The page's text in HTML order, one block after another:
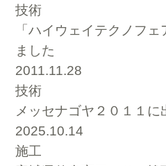
技術
「ハイウェイテクノフ
ました
2011.11.28
技術
メッセナゴヤ２０１１に
2025.10.14
施工